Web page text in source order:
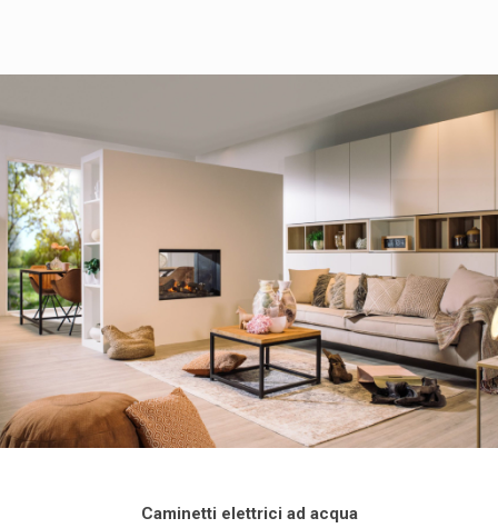
Caminetti elettrici ad acqua